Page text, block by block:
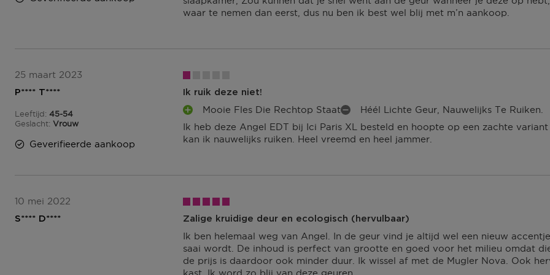
waar te nemen dan eerst, dus nu ben ik best wel blij met m’n aankoop.
25 maart 2023
Ik ruik deze niet!
Ik heb deze Angel EDT bij Ici Paris XL besteld en hoopte op een zachte
kan ik nauwelijks ruiken. Heel vreemd en heel jammer.
P
L
U
U
T
N
Mooie Fles Die Rechtop StaatM
I
N
N
N
Héél Lichte Geur, Nauwelijks Te Ruiken.
P**** T****
Leeftijd
45 tot 5445-54
Geslacht Vrouw
Geverifieerde aankoop
10 mei 2022
Zalige kruidige deur en ecologisch (hervulbaar)
Ik ben helemaal weg van Angel. In de geur vind je altijd wel een nieuw
saai wordt. De inhoud is perfect van grootte en goed voor het milieu omdat
de prijs is daardoor ook minder duur. Ik wissel af met de Mugler Nova. Ook
kast. Ik word zo blij van deze geuren.
S**** D****